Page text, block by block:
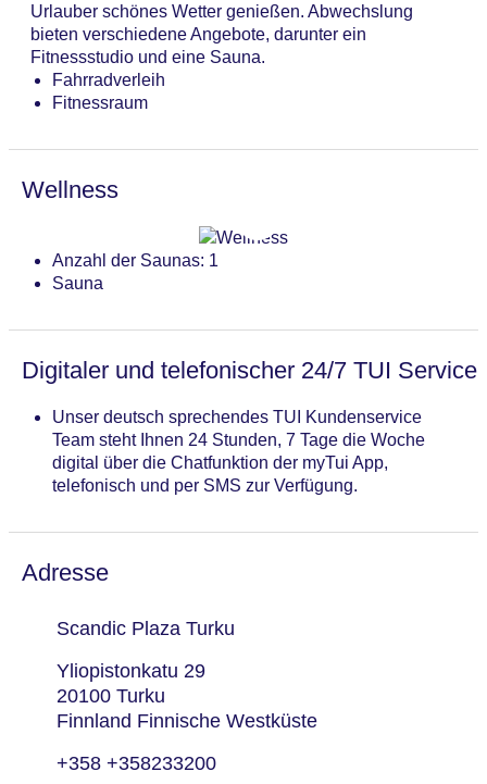
Urlauber schönes Wetter genießen. Abwechslung
bieten verschiedene Angebote, darunter ein
Fitnessstudio und eine Sauna.
Fahrradverleih
Fitnessraum
Wellness
Anzahl der Saunas: 1
Sauna
Digitaler und telefonischer 24/7 TUI Service
Unser deutsch sprechendes TUI Kundenservice
Team steht Ihnen 24 Stunden, 7 Tage die Woche
digital über die Chatfunktion der myTui App,
telefonisch und per SMS zur Verfügung.
Adresse
Scandic Plaza Turku
Yliopistonkatu 29
20100 Turku
Finnland Finnische Westküste
+358 +358233200